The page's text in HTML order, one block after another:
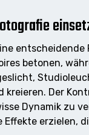
betonen,
Der
Dynamik zu
erzielen,